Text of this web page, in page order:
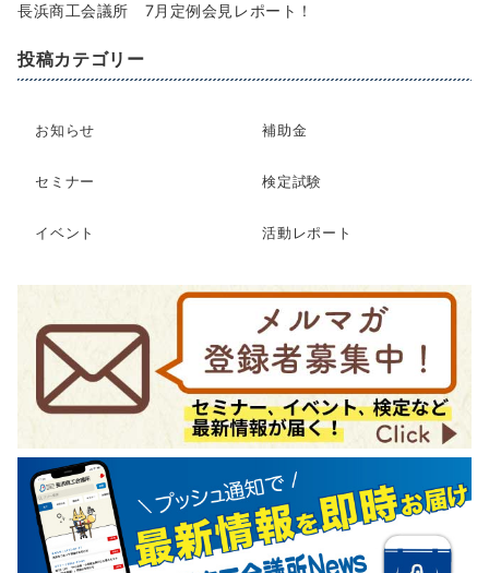
長浜商工会議所 7月定例会見レポート！
投稿カテゴリー
お知らせ 補助金
セミナー 検定試験
イベント 活動レポート